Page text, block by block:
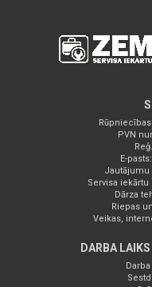
Rūpniecības
PVN
E-pasts:
Jautājumu
Servisa iekārtu
Dārza
Riepas
Veikas,
DARBA